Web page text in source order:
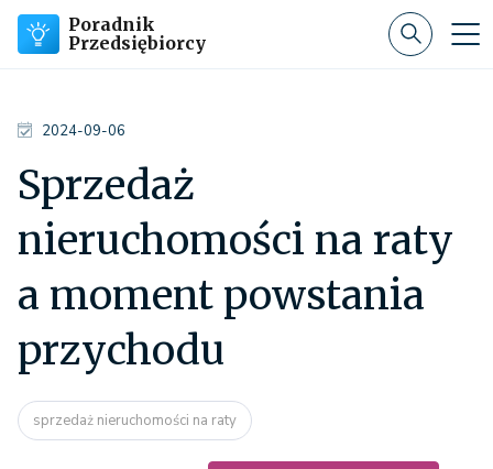
Poradnik
Przedsiębiorcy
2024-09-06
Sprzedaż
nieruchomości na raty
a moment powstania
przychodu
sprzedaż nieruchomości na raty